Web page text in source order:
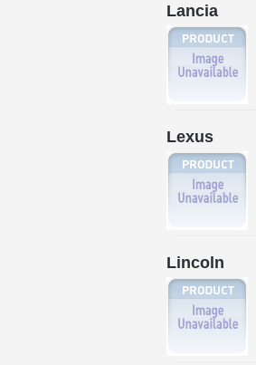
Lancia
Lexus
Lincoln